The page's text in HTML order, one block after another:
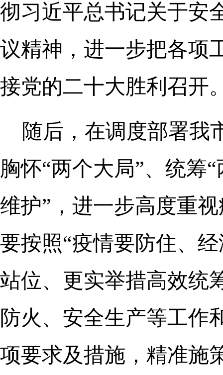
彻习近平总书记关于安
议精神，进一步把各项
接党的二十大胜利召开
随后，在调度部署我
胸怀“两个大局”、统筹
维护”，进一步高度重
要按照“疫情要防住、
站位、更实举措高效统
防火、安全生产等工作
项要求及措施，精准施